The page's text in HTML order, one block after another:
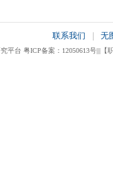
联系我们 无
台 粤ICP备案：12050613号|||【